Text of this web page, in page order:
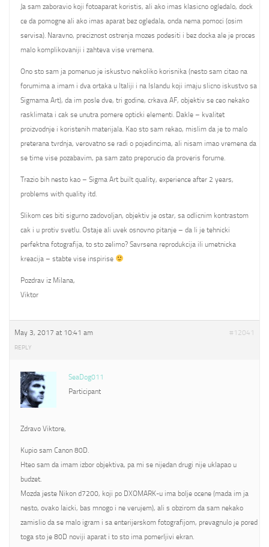
Ja sam zaboravio koji fotoaparat koristis, ali ako imas klasicno ogledalo, dock
ce da pomogne ali ako imas aparat bez ogledala, onda nema pomoci (osim
servisa). Naravno, preciznost ostrenja mozes podesiti i bez docka ale je proces
malo komplikovaniji i zahteva vise vremena.
Ono sto sam ja pomenuo je iskustvo nekoliko korisnika (nesto sam citao na
forumima a imam i dva ortaka u Italiji i na Islandu koji imaju slicno iskustvo sa
Sigmama Art), da im posle dve, tri godine, crkava AF, objektiv se ceo nekako
rasklimata i cak se unutra pomere opticki elementi. Dakle – kvalitet
proizvodnje i koristenih materijala. Kao sto sam rekao, mislim da je to malo
preterana tvrdnja, verovatno se radi o pojedincima, ali nisam imao vremena da
se time vise pozabavim, pa sam zato preporucio da proveris forume.
Trazio bih nesto kao – Sigma Art built quality, experience after 2 years,
problems with quality itd.
Slikom ces biti sigurno zadovoljan, objektiv je ostar, sa odlicnim kontrastom
cak i u protiv svetlu. Ostaje ali uvek osnovno pitanje – da li je tehnicki
perfektna fotografija, to sto zelimo? Savrsena reprodukcija ili umetnicka
kreacija – stabte vise inspirise
Pozdrav iz Milana,
Viktor
May 3, 2017 at 10:41 am #12041
REPLY
SeaDog011
Participant
Zdravo Viktore,
Kupio sam Canon 80D.
Hteo sam da imam izbor objektiva, pa mi se nijedan drugi nije uklapao u
budzet.
Mozda jeste Nikon d7200, koji po DXOMARK-u ima bolje ocene (mada im ja
nesto, ovako laicki, bas mnogo i ne verujem), ali s obzirom da sam nekako
zamislio da se malo igram i sa enterijerskom fotografijom, prevagnulo je pored
toga sto je 80D noviji aparat i to sto ima pomerljivi ekran.